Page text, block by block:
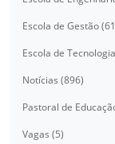
Escola de Gestão
Escola de
Notícias (896)
Pastoral de
Vagas (5)